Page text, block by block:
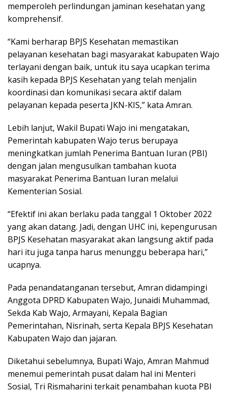
memperoleh perlindungan jaminan kesehatan yang
komprehensif.
“Kami berharap BPJS Kesehatan memastikan
pelayanan kesehatan bagi masyarakat kabupaten Wajo
terlayani dengan baik, untuk itu saya ucapkan terima
kasih kepada BPJS Kesehatan yang telah menjalin
koordinasi dan komunikasi secara aktif dalam
pelayanan kepada peserta JKN-KIS,” kata Amran.
Lebih lanjut, Wakil Bupati Wajo ini mengatakan,
Pemerintah kabupaten Wajo terus berupaya
meningkatkan jumlah Penerima Bantuan Iuran (PBI)
dengan jalan mengusulkan tambahan kuota
masyarakat Penerima Bantuan Iuran melalui
Kementerian Sosial.
“Efektif ini akan berlaku pada tanggal 1 Oktober 2022
yang akan datang. Jadi, dengan UHC ini, kepengurusan
BPJS Kesehatan masyarakat akan langsung aktif pada
hari itu juga tanpa harus menunggu beberapa hari,”
ucapnya.
Pada penandatanganan tersebut, Amran didampingi
Anggota DPRD Kabupaten Wajo, Junaidi Muhammad,
Sekda Kab Wajo, Armayani, Kepala Bagian
Pemerintahan, Nisrinah, serta Kepala BPJS Kesehatan
Kabupaten Wajo dan jajaran.
Diketahui sebelumnya, Bupati Wajo, Amran Mahmud
menemui pemerintah pusat dalam hal ini Menteri
Sosial, Tri Rismaharini terkait penambahan kuota PBI